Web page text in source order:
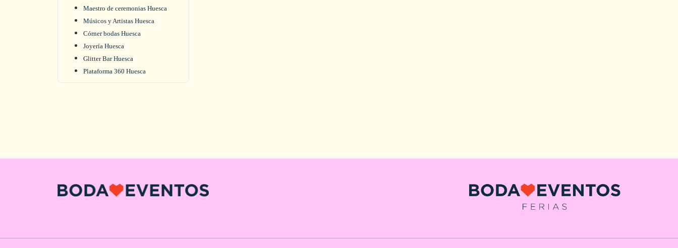
Maestro de ceremonias Huesca
Músicos y Artistas Huesca
Córner bodas Huesca
Joyería Huesca
Glitter Bar Huesca
Plataforma 360 Huesca